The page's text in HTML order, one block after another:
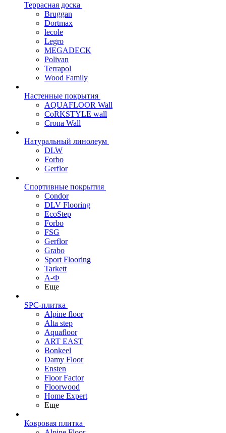
Террасная доска
Bruggan
Dortmax
lecole
Legro
MEGADECK
Polivan
Terrapol
Wood Family
Настенные покрытия
AQUAFLOOR Wall
CoRKSTYLE wall
Crona Wall
Натуральный линолеум
DLW
Forbo
Gerflor
Спортивные покрытия
Condor
DLV Flooring
EcoStep
Forbo
FSG
Gerflor
Grabo
Sport Flooring
Tarkett
А-Ф
Еще
SPC-плитка
Alpine floor
Alta step
Aquafloor
ART EAST
Bonkeel
Damy Floor
Ensten
Floor Factor
Floorwood
Home Expert
Еще
Ковровая плитка